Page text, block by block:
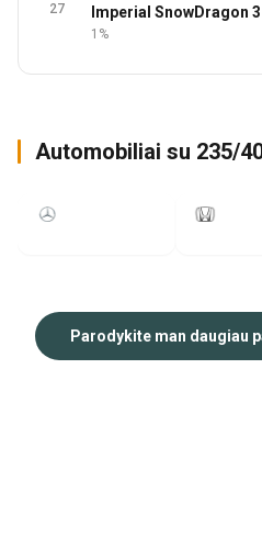
27 Imperial SnowDragon 3
1%
Automobiliai su 235/
CLA Accord
Parodykite man daugiau